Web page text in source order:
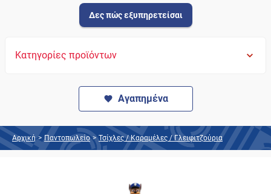
Δες πώς εξυπηρετείσαι
Κατηγορίες προϊόντων
Αγαπημένα
Αρχική > Παντοπωλείο > Τσίχλες / Καραμέλες / Γλειφιτζούρια